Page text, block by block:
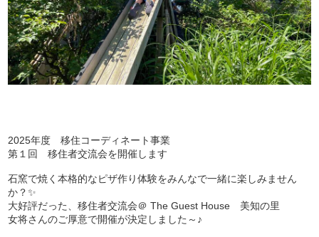
2025年度 移住コーディネート事業
第１回 移住者交流会を開催します
石窯で焼く本格的なピザ作り体験をみんなで一緒に楽しみません
か？✨
大好評だった、移住者交流会＠ The Guest House 美知の里
女将さんのご厚意で開催が決定しました～♪